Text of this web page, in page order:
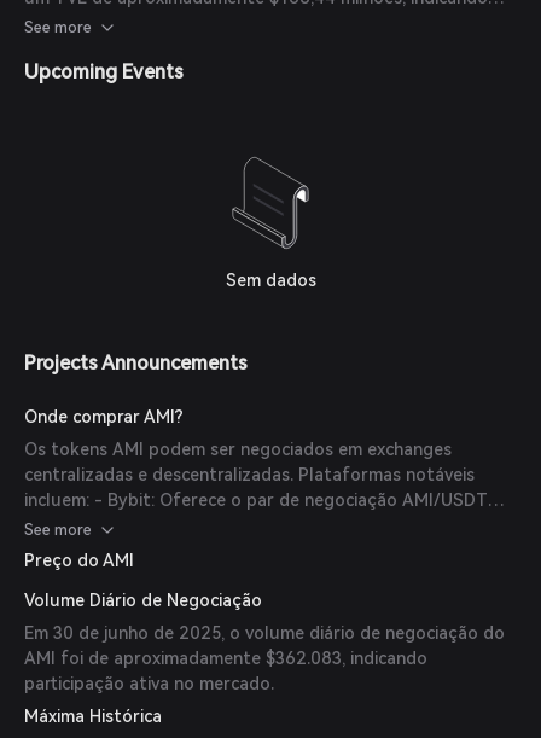
envolvimento constante dos usuários e confiança no
possui um suprimento total de 1 bilhão de tokens, com
See more
Upcoming Events
Sem dados
Projects Announcements
Onde comprar AMI?
Os tokens AMI podem ser negociados em exchanges
centralizadas e descentralizadas. Plataformas notáveis
incluem: - Bybit: Oferece o par de negociação AMI/USDT
com liquidez significativa. - Cellana Finance: Suporta
negociação de AMI com vários pares. - Hyperion: Fornece
uma plataforma para negociação de tokens AMI. Os
usuários devem garantir o uso de exchanges confiáveis e
exercer cautela durante as transações.
See more
Preço do AMI
Volume Diário de Negociação
Em 30 de junho de 2025, o volume diário de negociação do
AMI foi de aproximadamente $362.083, indicando
participação ativa no mercado.
Máxima Histórica